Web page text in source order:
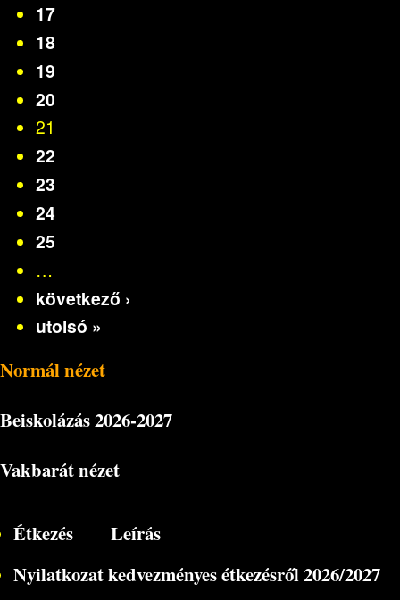
17
18
19
20
21
22
23
24
25
…
következő ›
utolsó »
Normál nézet
Beiskolázás2026-2027
Vakbarát nézet
Étkezés
Leírás
Nyilatkozat kedvezményes étkezésről 2026/2027